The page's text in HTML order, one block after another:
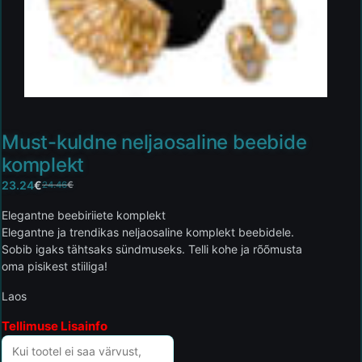
Must-kuldne neljaosaline beebide
komplekt
24.46€
23.24€
Elegantne beebiriiete komplekt
Elegantne ja trendikas neljaosaline komplekt beebidele.
Sobib igaks tähtsaks sündmuseks. Telli kohe ja rõõmusta
oma pisikest stiiliga!
Laos
Tellimuse Lisainfo